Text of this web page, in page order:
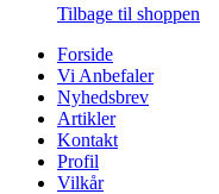
Tilbage til shoppen
Forside
Vi Anbefaler
Nyhedsbrev
Artikler
Kontakt
Profil
Vilkår